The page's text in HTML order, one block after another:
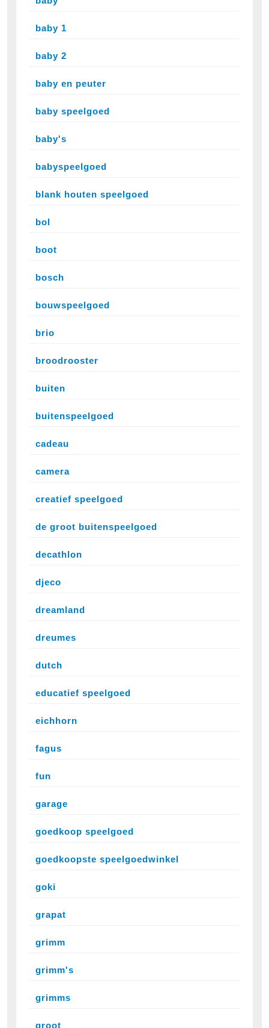
baby 1
baby 2
baby en peuter
baby speelgoed
baby's
babyspeelgoed
blank houten speelgoed
bol
boot
bosch
bouwspeelgoed
brio
broodrooster
buiten
buitenspeelgoed
cadeau
camera
creatief speelgoed
de groot buitenspeelgoed
decathlon
djeco
dreamland
dreumes
dutch
educatief speelgoed
eichhorn
fagus
fun
garage
goedkoop speelgoed
goedkoopste speelgoedwinkel
goki
grapat
grimm
grimm's
grimms
groot